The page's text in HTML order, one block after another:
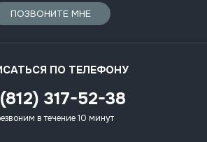
ПОЗВОНИТЕ МНЕ
ПО ТЕЛЕФОНУ
317-52-38
в течение 10 минут